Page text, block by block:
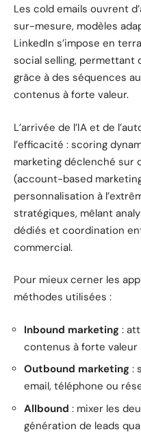
Les cold emails ouvrent
sur-mesure, modèles
LinkedIn s’impose en
social selling, permettant
grâce à des séquences
contenus à forte valeur.
L’arrivée de l’IA et de
l’efficacité : scoring
marketing déclenché sur
(account-based
personnalisation à
stratégiques, mêlant
dédiés et coordination
commercial.
Pour mieux cerner les
méthodes utilisées :
Inbound marketing :
contenus à forte valeur
Outbound marketing :
email, téléphone ou
Allbound : mixer les
génération de leads